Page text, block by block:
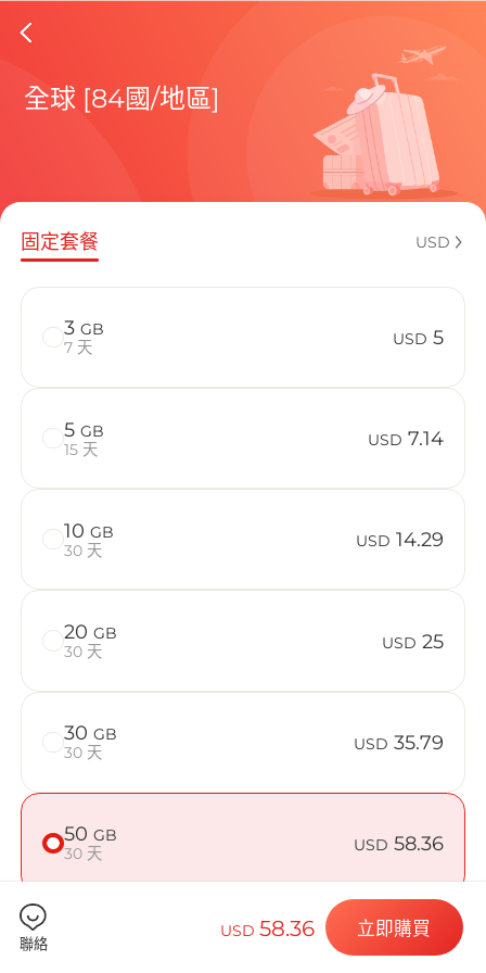
包含目前
如何享受
在
Billion
選擇您的目的
安裝您的
全球 [84國/地區]
固定套餐 USD
3 GB
7 天
USD 5
5 GB
15 天
USD 7.14
10 GB
30 天
USD 14.29
20 GB
30 天
USD 25
30 GB
30 天
USD 35.79
50 GB
30 天
USD 58.36
聯絡
USD58.36 立即購買